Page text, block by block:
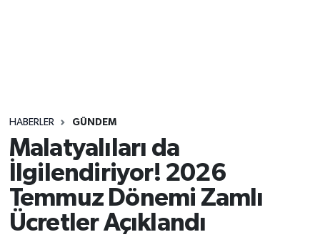
HABERLER GÜNDEM
Malatyalıları da
İlgilendiriyor! 2026
Temmuz Dönemi Zamlı
Ücretler Açıklandı
Yaşam